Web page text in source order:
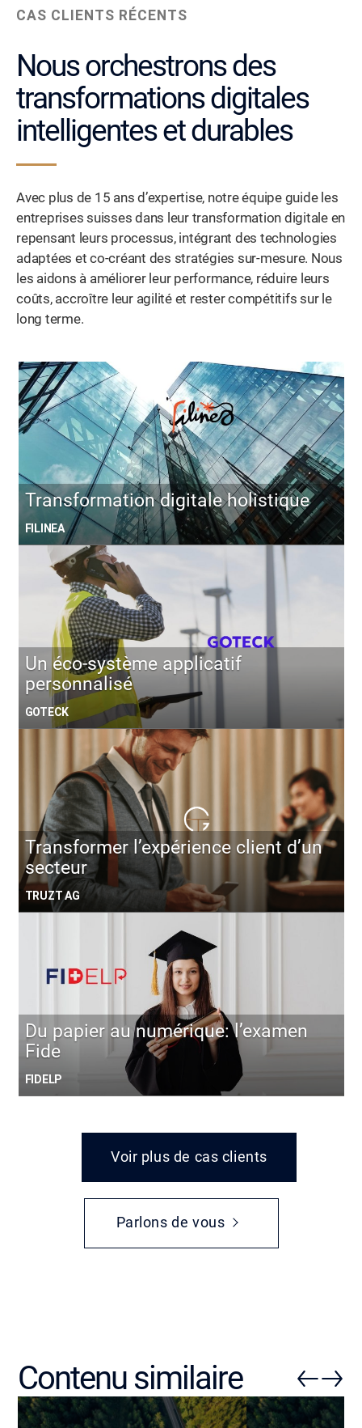
CAS CLIENTS RÉCENTS
Nous orchestrons des
transformations digitales
intelligentes et durables
Avec plus de 15 ans d’expertise, notre équipe guide les
entreprises suisses dans leur transformation digitale en
repensant leurs processus, intégrant des technologies
adaptées et co-créant des stratégies sur-mesure. Nous
les aidons à améliorer leur performance, réduire leurs
coûts, accroître leur agilité et rester compétitifs sur le
long terme.
Transformation digitale holistique
FILINEA
Un éco-système applicatif
personnalisé
GOTECK
Transformer l’expérience client d’un
secteur
TRUZT AG
Du papier au numérique: l’examen
Fide
FIDELP
Voir plus de cas clients
Parlons de vous
Contenu similaire